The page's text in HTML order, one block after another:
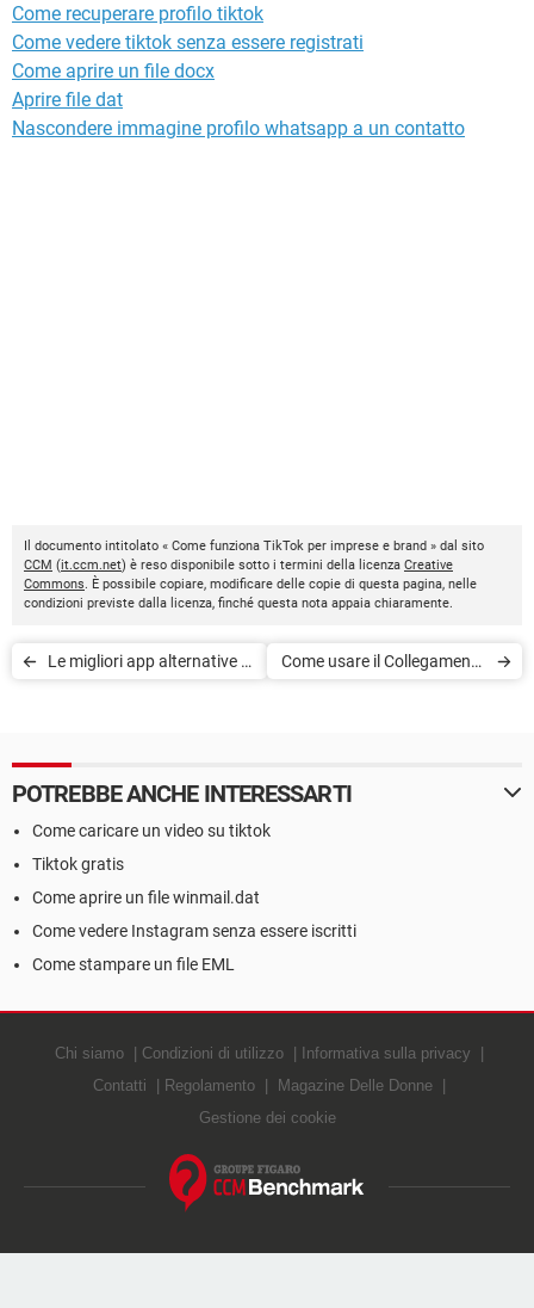
Come recuperare profilo tiktok
Come vedere tiktok senza essere registrati
Come aprire un file docx
Aprire file dat
Nascondere immagine profilo whatsapp a un contatto
Il documento intitolato « Come funziona TikTok per imprese e brand » dal sito
CCM (it.ccm.net) è reso disponibile sotto i termini della licenza Creative
Commons . È possibile copiare, modificare delle copie di questa pagina, nelle
condizioni previste dalla licenza, finché questa nota appaia chiaramente.
Le migliori app alternative a
Come usare il Collegamento
POTREBBE ANCHE INTERESSARTI
Come caricare un video su tiktok
Tiktok gratis
Come aprire un file winmail.dat
Come vedere Instagram senza essere iscritti
Come stampare un file EML
Chi siamo Condizioni di utilizzo
Informativa sulla privacy
Contatti
Regolamento
Magazine Delle Donne
Gestione dei cookie